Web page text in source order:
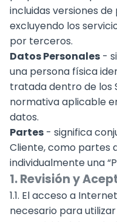
incluidas versiones
excluyendo los
por terceros.
Datos Personales -
una persona física
tratada dentro de los
normativa aplicable
datos.
Partes - significa
Cliente, como partes
individualmente una
1. Revisión y
1.1. El acceso a
necesario para